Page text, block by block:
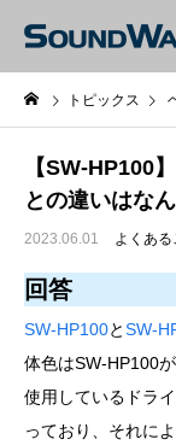
トピックス
【SW-HP100
との違いはな
2023.06.01 よくある
回答
SW-HP100とSW-
体色はSW-HP100
使用しているドラ
っており、それに